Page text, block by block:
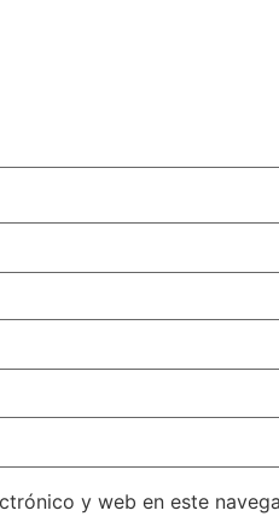
y web en este